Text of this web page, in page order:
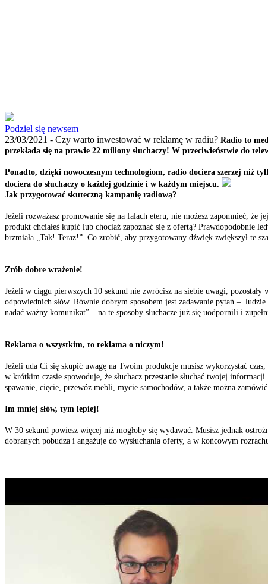
Podziel się newsem
23/03/2021 - Czy warto inwestować w reklamę w radiu? Radio to
przekłada się na prawie 22 miliony słuchaczy! W przeciwieństwie do
Ponadto, dzięki nowoczesnym technologiom, radio dociera szerzej niż
dociera do słuchaczy o każdej godzinie i w każdym miejscu.
Jak przygotować skuteczną kampanię radiową?
Jeżeli rozważasz promowanie się na falach eteru, nie możesz zapomnieć,
produkt chciałeś kupić lub chociaż zapoznać się z ofertą? Prawdopodobnie
brzmiała „Tak! Teraz!”. Co zrobić, aby przygotowany dźwięk zwiększył te
Zrób dobre wrażenie!
Jeżeli w ciągu pierwszych 10 sekund nie zwrócisz na siebie uwagi,
odpowiednich słów. Równie dobrym sposobem jest zadawanie pytań –
nadać ważny komunikat” – na te sposoby słuchacze już się uodpornili i
Reklama o wszystkim, to reklama o niczym!
Jeżeli uda Ci się skupić uwagę na Twoim produkcje musisz wykorzystać
w krótkim czasie spowoduje, że słuchacz przestanie słuchać twojej
spawanie, cięcie, przewóz mebli, mycie samochodów, a także można
Im mniej słów, tym lepiej!
W 30 sekund powiesz więcej niż mogłoby się wydawać. Musisz jednak
dobranych pobudza i angażuje do wysłuchania oferty, a w końcowym